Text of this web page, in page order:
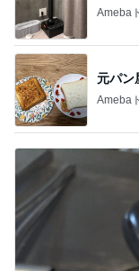
Ameba
元パン
Ameba